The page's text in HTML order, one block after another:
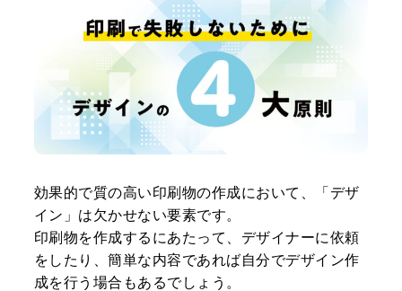
効果的で質の高い印刷物の作成において、「デザ
イン」は欠かせない要素です。
印刷物を作成するにあたって、デザイナーに依頼
をしたり、簡単な内容であれば自分でデザイン作
成を行う場合もあるでしょう。